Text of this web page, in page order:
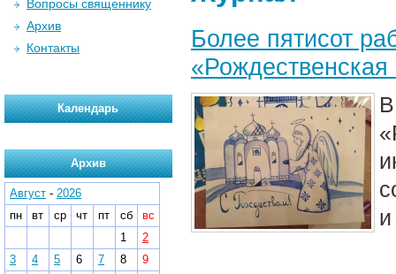
Более пятисот
«Рождественская
Вопросы священнику
Архив
Контакты
Календарь
Архив
Август - 2026
пн
вт ср чт пт сб
вс
1
2
3
4 5 6 7 8
9